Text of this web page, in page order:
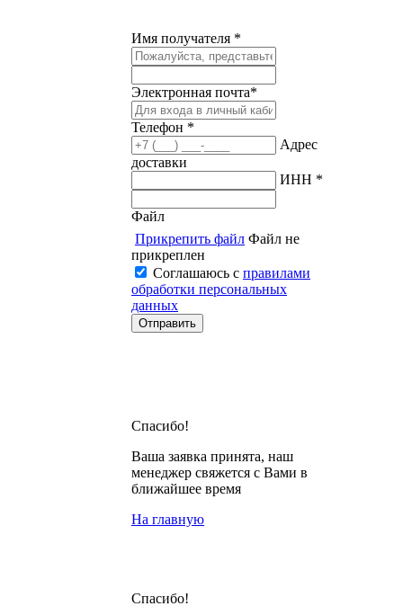
Имя получателя *
Электронная почта*
Телефон *
Адрес
доставки
ИНН *
Файл
Прикрепить файл Файл не
прикреплен
Соглашаюсь с правилами
обработки персональных
данных
Спасибо!
Ваша заявка принята, наш
менеджер свяжется с Вами в
ближайшее время
На главную
Спасибо!